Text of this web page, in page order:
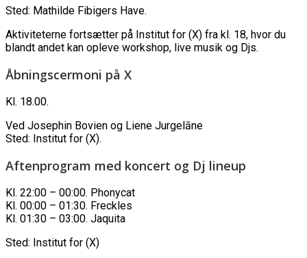
Sted: Mathilde Fibigers Have.
Aktiviteterne fortsætter på Institut for (X) fra kl. 18, hvor du
blandt andet kan opleve workshop, live musik og Djs.
Åbningscermoni på X
Kl. 18.00.
Ved Josephin Bovien og Liene Jurgelāne
Sted: Institut for (X).
Aftenprogram med koncert og Dj lineup
Kl. 22:00 – 00:00. Phonycat
Kl. 00:00 – 01:30. Freckles
Kl. 01:30 – 03:00. Jaquita
Sted: Institut for (X)